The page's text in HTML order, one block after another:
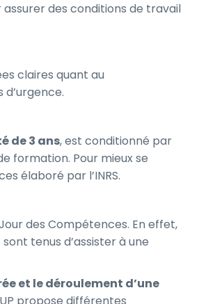
des conditions de travail
claires quant au
de 3 ans, est conditionné par
formation. Pour mieux se
élaboré par l’INRS.
des Compétences. En effet,
tenus d’assister à une
et le déroulement d’une